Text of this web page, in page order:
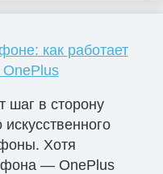
как работает
шаг в сторону
Хотя
— OnePlus